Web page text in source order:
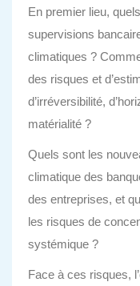
En premier lieu,
supervisions
climatiques ?
des risques et
d’irréversibilité,
matérialité ?
Quels sont les
climatique des
des entreprises, et
les risques de
systémique ?
Face à ces risques,